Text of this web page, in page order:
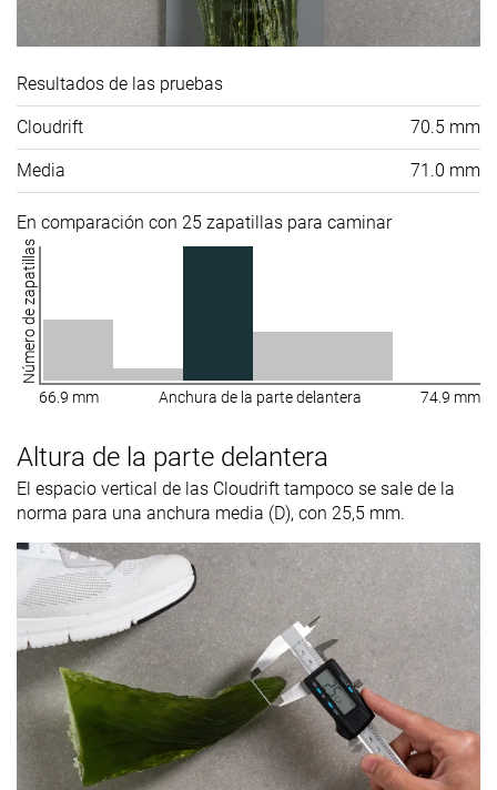
Resultados de las pruebas
Cloudrift 70.5 mm
Media 71.0 mm
En comparación con 25 zapatillas para caminar
Número de zapatillas
66.9 mm Anchura de la parte delantera 74.9 mm
Altura de la parte delantera
El espacio vertical de las Cloudrift tampoco se sale de la
norma para una anchura media (D), con 25,5 mm.